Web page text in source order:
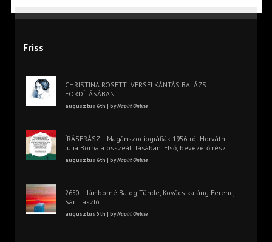
Friss
CHRISTINA ROSETTI VERSEI KÁNTÁS BALÁZS
FORDÍTÁSÁBAN
augusztus 6th | byNapút Online
ÍRÁSFRÁSZ – Magánszociográfiák 1956-ról Horváth
Júlia Borbála összeállításában. Első, bevezető rész
augusztus 6th | byNapút Online
2650 – Jámborné Balog Tünde, Kovács katáng Ferenc,
Sári László
augusztus 5th | byNapút Online